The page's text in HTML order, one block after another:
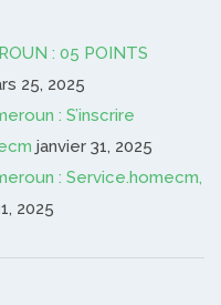
: 05 POINTS
25, 2025
: S’inscrire
janvier 31, 2025
: Service.homecm,
2025